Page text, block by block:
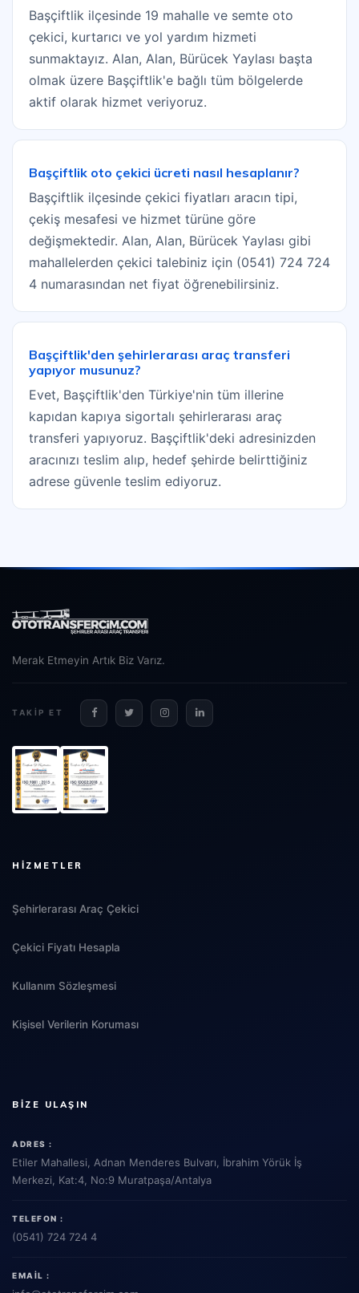
Başçiftlik ilçesinde 19 mahalle ve semte oto
çekici, kurtarıcı ve yol yardım hizmeti
sunmaktayız. Alan, Alan, Bürücek Yaylası başta
olmak üzere Başçiftlik'e bağlı tüm bölgelerde
aktif olarak hizmet veriyoruz.
Başçiftlik oto çekici ücreti nasıl hesaplanır?
Başçiftlik ilçesinde çekici fiyatları aracın tipi,
çekiş mesafesi ve hizmet türüne göre
değişmektedir. Alan, Alan, Bürücek Yaylası gibi
mahallelerden çekici talebiniz için (0541) 724 724
4 numarasından net fiyat öğrenebilirsiniz.
Başçiftlik'den şehirlerarası araç transferi
yapıyor musunuz?
Evet, Başçiftlik'den Türkiye'nin tüm illerine
kapıdan kapıya sigortalı şehirlerarası araç
transferi yapıyoruz. Başçiftlik'deki adresinizden
aracınızı teslim alıp, hedef şehirde belirttiğiniz
adrese güvenle teslim ediyoruz.
Merak Etmeyin Artık Biz Varız.
TAKIP ET
HIZMETLER
Şehirlerarası Araç Çekici
Çekici Fiyatı Hesapla
Kullanım Sözleşmesi
Kişisel Verilerin Koruması
BIZE ULAŞIN
ADRES :
Etiler Mahallesi, Adnan Menderes Bulvarı, İbrahim Yörük İş
Merkezi, Kat:4, No:9 Muratpaşa/Antalya
TELEFON :
(0541) 724 724 4
EMAIL :